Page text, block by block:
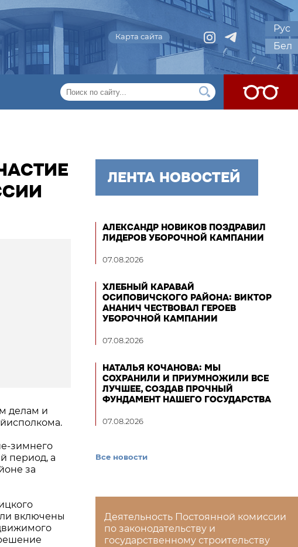
Карта сайта
Рус
Бел
делам и
зимнего
период, а
за
включены
ЛЕНТА НОВОСТЕЙ
АЛЕКСАНДР НОВИКОВ ПОЗДРАВИЛ
ЛИДЕРОВ УБОРОЧНОЙ КАМПАНИИ
07.08.2026
ХЛЕБНЫЙ КАРАВАЙ
ОСИПОВИЧСКОГО РАЙОНА: ВИКТОР
АНАНИЧ ЧЕСТВОВАЛ ГЕРОЕВ
УБОРОЧНОЙ КАМПАНИИ
07.08.2026
НАТАЛЬЯ КОЧАНОВА: МЫ
СОХРАНИЛИ И ПРИУМНОЖИЛИ ВСЕ
ЛУЧШЕЕ, СОЗДАВ ПРОЧНЫЙ
ФУНДАМЕНТ НАШЕГО ГОСУДАРСТВА
07.08.2026
Все новости
Деятельность Постоянной комиссии
по законодательству и
государственному строительству